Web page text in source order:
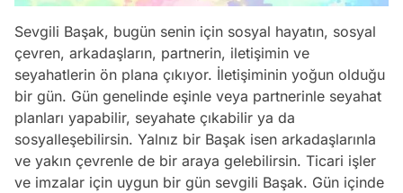
Sevgili Başak, bugün senin için sosyal hayatın, sosyal
çevren, arkadaşların, partnerin, iletişimin ve
seyahatlerin ön plana çıkıyor. İletişiminin yoğun olduğu
bir gün. Gün genelinde eşinle veya partnerinle seyahat
planları yapabilir, seyahate çıkabilir ya da
sosyalleşebilirsin. Yalnız bir Başak isen arkadaşlarınla
ve yakın çevrenle de bir araya gelebilirsin. Ticari işler
ve imzalar için uygun bir gün sevgili Başak. Gün içinde